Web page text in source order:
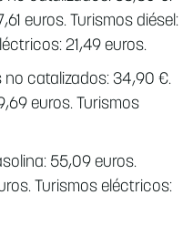
euros. Turismos diésel:
21,49 euros.
no catalizados: 34,90 €.
euros. Turismos
55,09 euros.
Turismos eléctricos: